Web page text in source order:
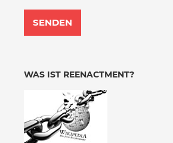
WAS IST REENACTMENT?